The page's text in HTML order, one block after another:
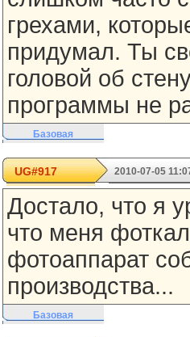
грехами,
придумал. Ты
головой об
программы не
Базовая
UG#917 2010-07-05
Достало, что я
что меня
фотоаппарат
производства...
Базовая